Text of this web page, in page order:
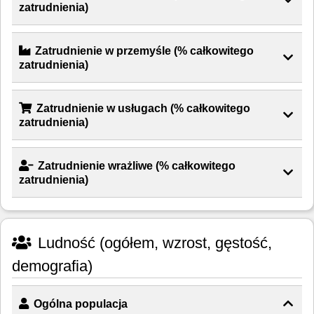
zatrudnienia)
Zatrudnienie w przemyśle (% całkowitego
zatrudnienia)
Zatrudnienie w usługach (% całkowitego
zatrudnienia)
Zatrudnienie wrażliwe (% całkowitego
zatrudnienia)
Ludność (ogółem, wzrost, gęstość,
demografia)
Ogólna populacja